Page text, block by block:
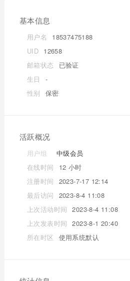
基本信息
用户名
18537475188
UID 12658
邮箱状态
已验证
生日
-
性别
保密
活跃概况
用户组
中级会员
在线时间
12 小时
注册时间
2023-7-17 12:14
最后访问
2023-8-4 11:08
上次活动时间 2023-8-4 11:08
上次发表时间 2023-8-1 20:40
所在时区
使用系统默认